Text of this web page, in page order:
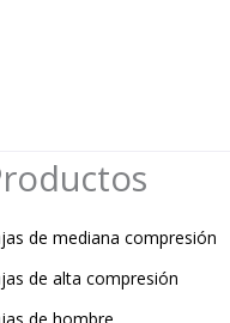
de mediana compresión
de alta compresión